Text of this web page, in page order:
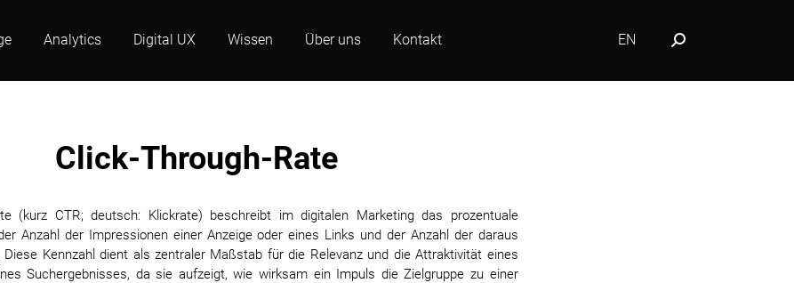
Analytics Digital UX Wissen Über uns Kontakt EN Search:
Click-Through-Rate
(kurz CTR; deutsch: Klickrate) beschreibt im digitalen Marketing das prozentuale
Anzahl der Impressionen einer Anzeige oder eines Links und der Anzahl der daraus
Diese Kennzahl dient als zentraler Maßstab für die Relevanz und die Attraktivität eines
Suchergebnisses, da sie aufzeigt, wie wirksam ein Impuls die Zielgruppe zu einer